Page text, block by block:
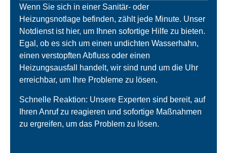
Wenn Sie sich in einer Sanitär- oder
Heizungsnotlage befinden, zählt jede Minute. Unser
Notdienst ist hier, um Ihnen sofortige Hilfe zu bieten.
Egal, ob es sich um einen undichten Wasserhahn,
einen verstopften Abfluss oder einen
Heizungsausfall handelt, wir sind rund um die Uhr
erreichbar, um Ihre Probleme zu lösen.
Schnelle Reaktion: Unsere Experten sind bereit, auf
Ihren Anruf zu reagieren und sofortige Maßnahmen
zu ergreifen, um das Problem zu lösen.